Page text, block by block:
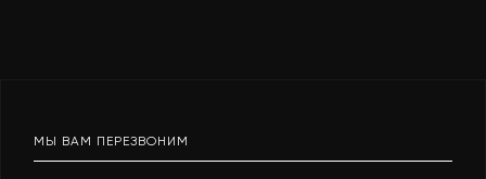
МЫ ВАМ ПЕРЕЗВОНИМ